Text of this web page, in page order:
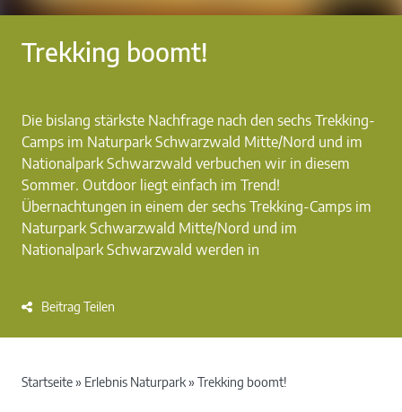
Trekking boomt!
Die bislang stärkste Nachfrage nach den sechs Trekking-
Camps im Naturpark Schwarzwald Mitte/Nord und im
Nationalpark Schwarzwald verbuchen wir in diesem
Sommer. Outdoor liegt einfach im Trend!
Übernachtungen in einem der sechs Trekking-Camps im
Naturpark Schwarzwald Mitte/Nord und im
Nationalpark Schwarzwald werden in
Beitrag Teilen
Startseite» Erlebnis Naturpark» Trekking boomt!